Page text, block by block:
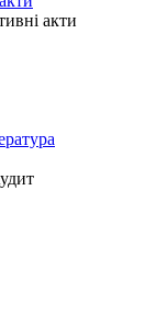
акти